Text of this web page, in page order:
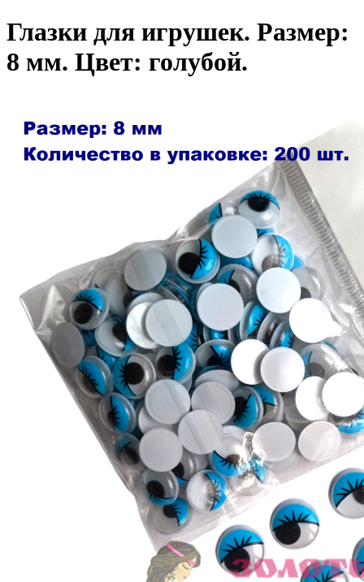
Глазки для игрушек. Размер:
8 мм. Цвет: голубой.